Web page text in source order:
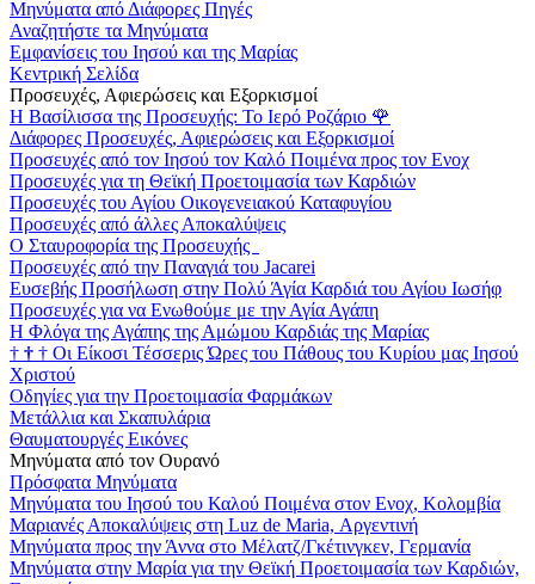
Μηνύματα από Διάφορες Πηγές
Αναζητήστε τα Μηνύματα
Εμφανίσεις του Ιησού και της Μαρίας
Κεντρική Σελίδα
Προσευχές, Αφιερώσεις και Εξορκισμοί
Η Βασίλισσα της Προσευχής: Το Ιερό Ροζάριο 🌹
Διάφορες Προσευχές, Αφιερώσεις και Εξορκισμοί
Προσευχές από τον Ιησού τον Καλό Ποιμένα προς τον Ενοχ
Προσευχές για τη Θεϊκή Προετοιμασία των Καρδιών
Προσευχές του Αγίου Οικογενειακού Καταφυγίου
Προσευχές από άλλες Αποκαλύψεις
Ο Σταυροφορία της Προσευχής
Προσευχές από την Παναγιά του Jacarei
Ευσεβής Προσήλωση στην Πολύ Άγία Καρδιά του Αγίου Ιωσήφ
Προσευχές για να Ενωθούμε με την Αγία Αγάπη
Η Φλόγα της Αγάπης της Αμώμου Καρδιάς της Μαρίας
† † † Οι Είκοσι Τέσσερις Ώρες του Πάθους του Κυρίου μας Ιησού
Χριστού
Οδηγίες για την Προετοιμασία Φαρμάκων
Μετάλλια και Σκαπυλάρια
Θαυματουργές Εικόνες
Μηνύματα από τον Ουρανό
Πρόσφατα Μηνύματα
Μηνύματα του Ιησού του Καλού Ποιμένα στον Ενοχ, Κολομβία
Μαριανές Αποκαλύψεις στη Luz de Maria, Αργεντινή
Μηνύματα προς την Άννα στο Μέλατζ/Γκέτινγκεν, Γερμανία
Μηνύματα στην Μαρία για την Θεϊκή Προετοιμασία των Καρδιών,